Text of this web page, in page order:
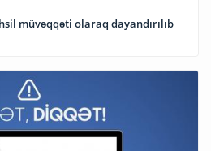
müvəqqəti olaraq dayandırılıb